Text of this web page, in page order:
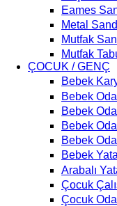
Eames
Metal
Mutfak
Mutfak
ÇOCUK / GENÇ
Bebek
Bebek
Bebek
Bebek
Bebek
Bebek
Arabalı
Çocuk
Çocuk